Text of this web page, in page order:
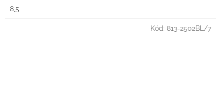
8,5
Kód: 813-2502BL/7